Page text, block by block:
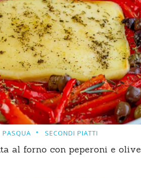
PASQUA SECONDI PIATTI
al forno con peperoni e olive